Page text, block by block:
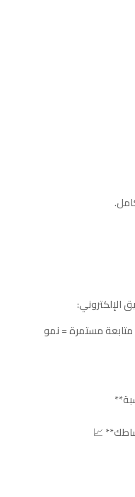
الإلكتروني:
مستمرة = نمو
📈